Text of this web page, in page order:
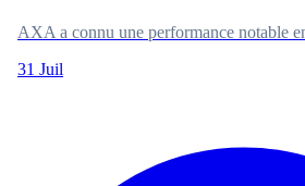
AXA a connu une performance notable
31 Juil